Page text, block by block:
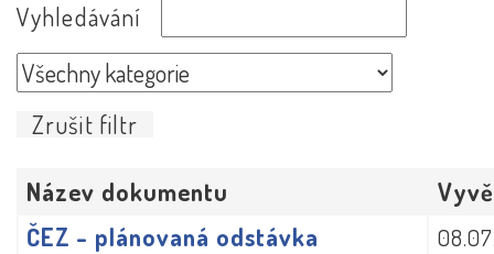
Vyhledávání
Zrušit filtr
Název dokumentu
ČEZ - plánovaná odstávka